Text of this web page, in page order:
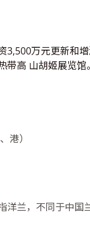
3,500万元更新和
带高 山胡姬展览馆
港）
洋兰，不同于中国